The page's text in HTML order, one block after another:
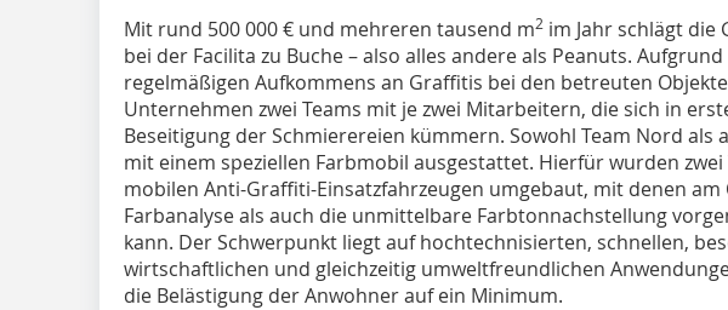
Mit rund 500 000 € und mehreren tausend m2 im Jahr schlägt die
bei der Facilita zu Buche – also alles andere als Peanuts.
regelmäßigen Aufkommens an Graffitis bei den betreuten
Unternehmen zwei Teams mit je zwei Mitarbeitern, die sich in
Beseitigung der Schmierereien kümmern. Sowohl Team Nord als
mit einem speziellen Farbmobil ausgestattet. Hierfür wurden
mobilen Anti-Graffiti-Einsatzfahrzeugen um­­gebaut, mit denen am
Farbanalyse als auch die unmittelbare Farbtonnachstellung
kann. Der Schwerpunkt liegt auf hochtechnisierten, schnellen,
wirtschaftlichen und gleichzeitig umweltfreundlichen
die Belästigung der Anwohner auf ein Minimum.